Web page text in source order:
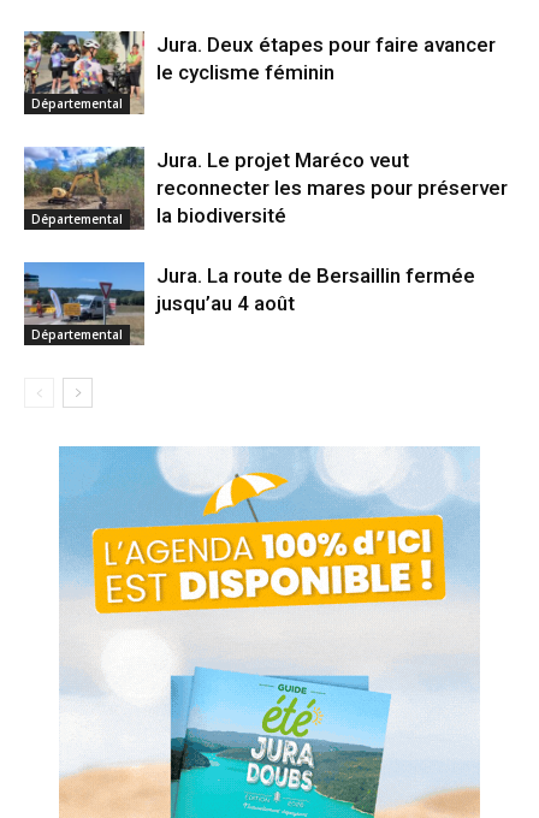
Départemental
Jura. Deux étapes pour faire avancer
le cyclisme féminin
Départemental
Jura. Le projet Maréco veut
reconnecter les mares pour préserver
la biodiversité
Départemental
Jura. La route de Bersaillin fermée
jusqu’au 4 août